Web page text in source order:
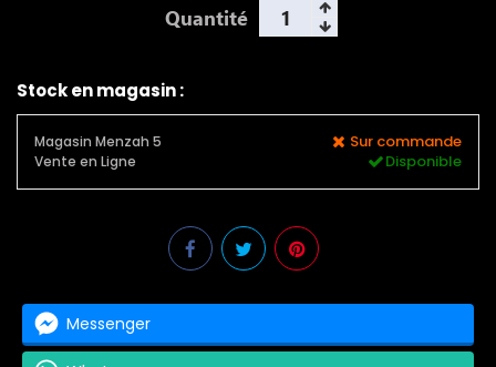
Quantité
Stock en magasin :
Magasin Menzah 5 Sur commande
Vente en Ligne Disponible
Messenger